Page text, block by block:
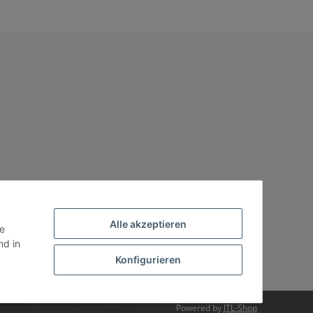
Powered by JTL-Shop
in
Alle akzeptieren
Konfigurieren